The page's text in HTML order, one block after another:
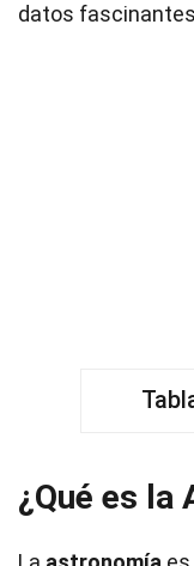
datos
¿Qué es la